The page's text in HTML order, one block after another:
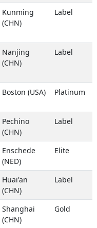
Kunming
(CHN)
Label
Nanjing
(CHN)
Label
Boston (USA) Platinum
Pechino
(CHN)
Label
Enschede
(NED)
Elite
Huai'an
(CHN)
Label
Shanghai
(CHN)
Gold